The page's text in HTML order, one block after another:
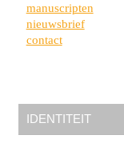
manuscripten
nieuwsbrief
contact
IDENTITEIT